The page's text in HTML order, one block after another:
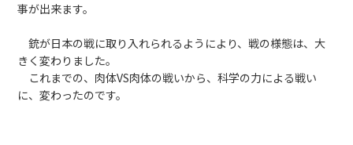
事が出来ます。
銃が日本の戦に取り入れられるようにより、戦の様態は、大
きく変わりました。
これまでの、肉体VS肉体の戦いから、科学の力による戦い
に、変わったのです。